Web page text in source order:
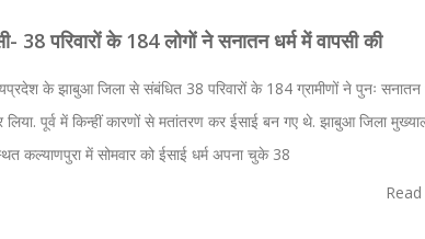
38 परिवारों के 184 लोगों ने सनातन धर्म में वापसी की
के झाबुआ जिला से संबंधित 38 परिवारों के 184 ग्रामीणों ने पुनः सनातन
लिया. पूर्व में किन्हीं कारणों से मतांतरण कर ईसाई बन गए थे. झाबुआ जिला
कल्याणपुरा में सोमवार को ईसाई धर्म अपना चुके 38